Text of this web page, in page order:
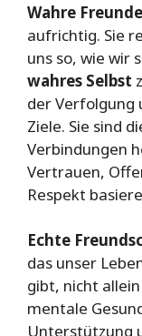
Wahre Freunde
aufrichtig. Sie
uns so, wie wir
wahres Selbst
der Verfolgung
Ziele. Sie sind
Verbindungen
Vertrauen,
Respekt
Echte
das unser
gibt, nicht
mentale
Unterstützung